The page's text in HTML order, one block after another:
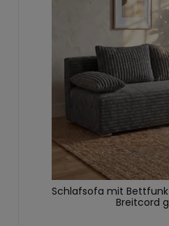
Schlafsofa mit
Breitcord